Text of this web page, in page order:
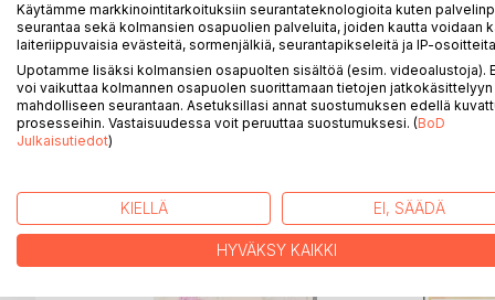
Kermalla ja Meijerivoilla ruoasta saadaan
- Eikun syömään -
LISÄÄ KIRJOJA B
Käytämme markkinointitarkoituksiin seurantateknologioita kuten
seurantaa sekä kolmansien osapuolien palveluita, joiden kautta voidaan
laiteriippuvaisia evästeitä, sormenjälkiä, seurantapikseleitä ja IP-
Upotamme lisäksi kolmansien osapuolten sisältöä (esim. videoalustoja).
voi vaikuttaa kolmannen osapuolen suorittamaan tietojen jatkokäsittelyyn
mahdolliseen seurantaan. Asetuksillasi annat suostumuksen edellä
prosesseihin. Vastaisuudessa voit peruuttaa suostumuksesi. (BoD
Julkaisutiedot)
KIELLÄ EI, SÄÄDÄ
HYVÄKSY KAIKKI